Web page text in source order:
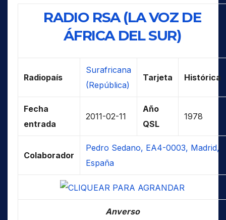
RADIO RSA (LA VOZ DE
ÁFRICA DEL SUR)
Radiopaís
Surafricana
(República)
Tarjeta Histórica
Fecha
entrada
2011-02-11
Año
QSL
1978
Colaborador
Pedro Sedano, EA4-0003, Madrid,
España
Anverso